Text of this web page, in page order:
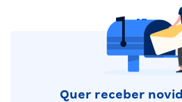
Quer receber